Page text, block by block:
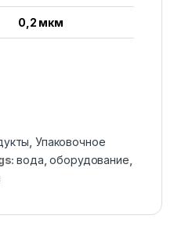
0,2 мкм
Упаковочное
вода ,оборудование